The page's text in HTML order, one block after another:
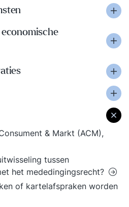
& Markt (ACM),
tussen
het mededingingsrecht?
of kartelafspraken worden